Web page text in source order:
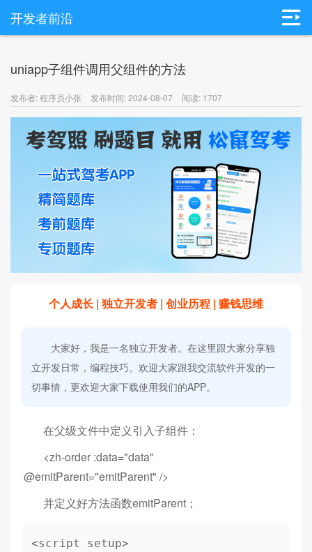
开发者前沿
uniapp子组件调用父组件的方法
发布者: 程序员小张 发布时间: 2024-08-07 阅读: 1707
个人成长 | 独立开发者 | 创业历程 | 赚钱思维
大家好，我是一名独立开发者。在这里跟大家分享独
立开发日常，编程技巧。欢迎大家跟我交流软件开发的一
切事情，更欢迎大家下载使用我们的APP。
在父级文件中定义引入子组件：
<zh-order :data="data"
@emitParent="emitParent" />
并定义好方法函数emitParent；
<script setup>